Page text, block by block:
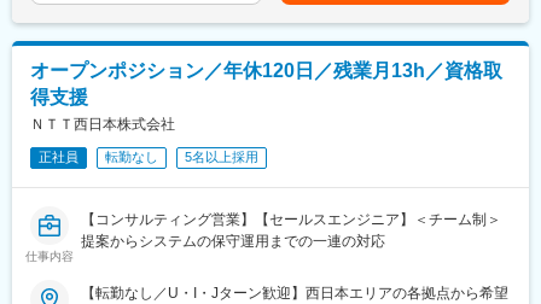
- ユーザー体験を考慮した仕様策定
- エンジニアへの仕様説明
- ユーザーに向けてのコミュニケーション設計
- リリース後の様々なリスクへの対応計画
リリース後は効果測定や運用などもご担当いただきます。
※プログラミング実装などの実際に手を動かす業務は発生しませ
記です。
オープンポジション／年休120日／残業月13h／資格取
得支援
ＮＴＴ西日本株式会社
正社員 転勤なし 5名以上採用
仕事内容
【コンサルティング営業】【セールスエンジニア】＜チーム制＞
提案からシステムの保守運用までの一連の対応
【転勤なし／U・I・Jターン歓迎】西日本エリアの各拠点から希望